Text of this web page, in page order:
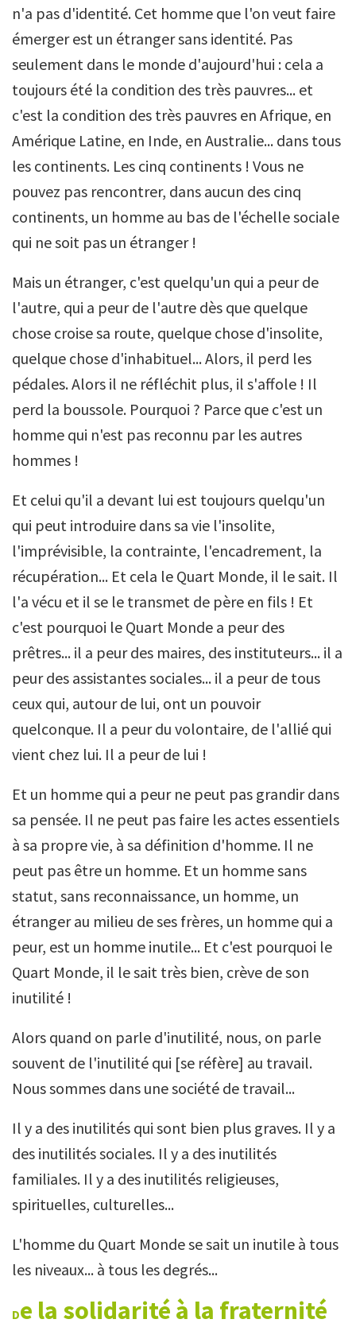
n'a pas d'identité. Cet homme que l'on veut faire
émerger est un étranger sans identité. Pas
seulement dans le monde d'aujourd'hui : cela a
toujours été la condition des très pauvres... et
c'est la condition des très pauvres en Afrique, en
Amérique Latine, en Inde, en Australie... dans tous
les continents. Les cinq continents ! Vous ne
pouvez pas rencontrer, dans aucun des cinq
continents, un homme au bas de l'échelle sociale
qui ne soit pas un étranger !
Mais un étranger, c'est quelqu'un qui a peur de
l'autre, qui a peur de l'autre dès que quelque
chose croise sa route, quelque chose d'insolite,
quelque chose d'inhabituel... Alors, il perd les
pédales. Alors il ne réfléchit plus, il s'affole ! Il
perd la boussole. Pourquoi ? Parce que c'est un
homme qui n'est pas reconnu par les autres
hommes !
Et celui qu'il a devant lui est toujours quelqu'un
qui peut introduire dans sa vie l'insolite,
l'imprévisible, la contrainte, l'encadrement, la
récupération... Et cela le Quart Monde, il le sait. Il
l'a vécu et il se le transmet de père en fils ! Et
c'est pourquoi le Quart Monde a peur des
prêtres... il a peur des maires, des instituteurs... il a
peur des assistantes sociales... il a peur de tous
ceux qui, autour de lui, ont un pouvoir
quelconque. Il a peur du volontaire, de l'allié qui
vient chez lui. Il a peur de lui !
Et un homme qui a peur ne peut pas grandir dans
sa pensée. Il ne peut pas faire les actes essentiels
à sa propre vie, à sa définition d'homme. Il ne
peut pas être un homme. Et un homme sans
statut, sans reconnaissance, un homme, un
étranger au milieu de ses frères, un homme qui a
peur, est un homme inutile... Et c'est pourquoi le
Quart Monde, il le sait très bien, crève de son
inutilité !
Alors quand on parle d'inutilité, nous, on parle
souvent de l'inutilité qui [se réfère] au travail.
Nous sommes dans une société de travail...
Il y a des inutilités qui sont bien plus graves. Il y a
des inutilités sociales. Il y a des inutilités
familiales. Il y a des inutilités religieuses,
spirituelles, culturelles...
L'homme du Quart Monde se sait un inutile à tous
les niveaux... à tous les degrés...
De la solidarité à la fraternité